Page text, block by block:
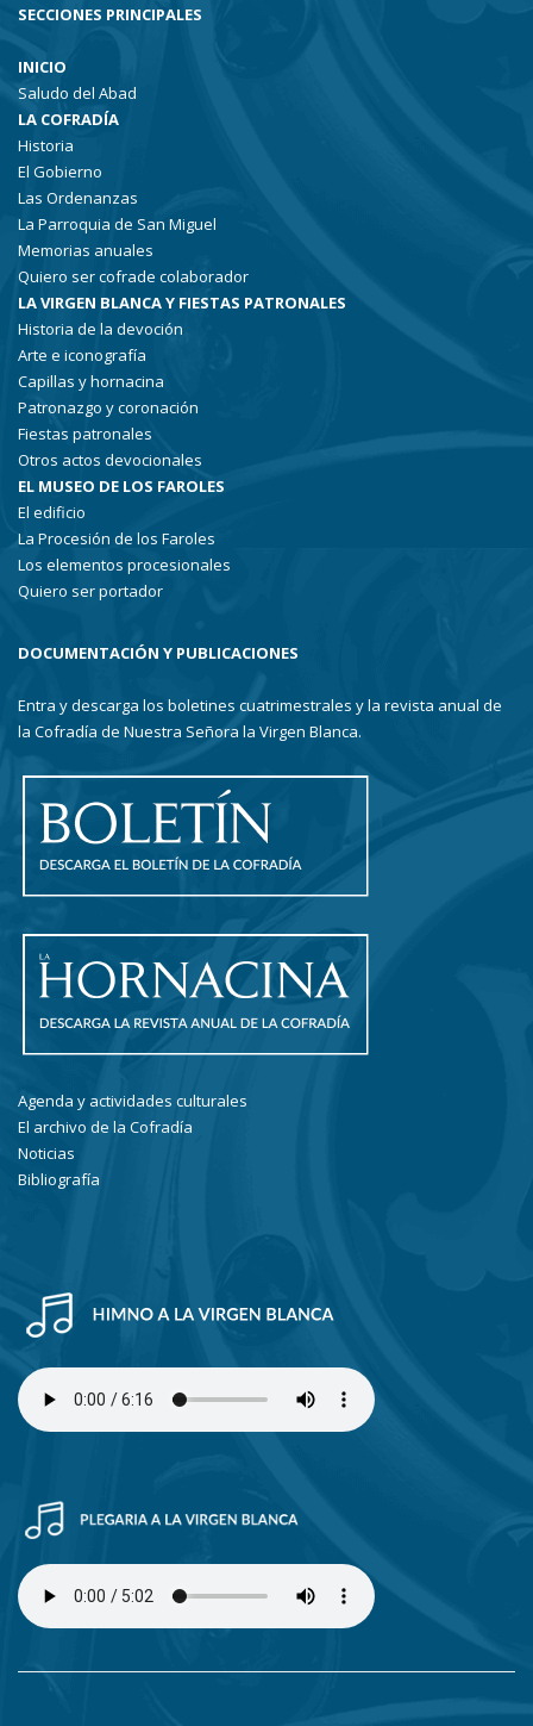
SECCIONES PRINCIPALES
INICIO
Saludo del Abad
LA COFRADÍA
Historia
El Gobierno
Las Ordenanzas
La Parroquia de San Miguel
Memorias anuales
Quiero ser cofrade colaborador
LA VIRGEN BLANCA Y FIESTAS PATRONALES
Historia de la devoción
Arte e iconografía
Capillas y hornacina
Patronazgo y coronación
Fiestas patronales
Otros actos devocionales
EL MUSEO DE LOS FAROLES
El edificio
La Procesión de los Faroles
Los elementos procesionales
Quiero ser portador
DOCUMENTACIÓN Y PUBLICACIONES
Entra y descarga los boletines cuatrimestrales y la revista anual de
la Cofradía de Nuestra Señora la Virgen Blanca.
Agenda y actividades culturales
El archivo de la Cofradía
Noticias
Bibliografía